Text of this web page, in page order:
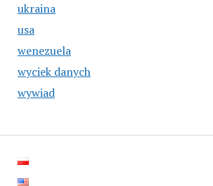
ukraina
usa
wenezuela
wyciek danych
wywiad